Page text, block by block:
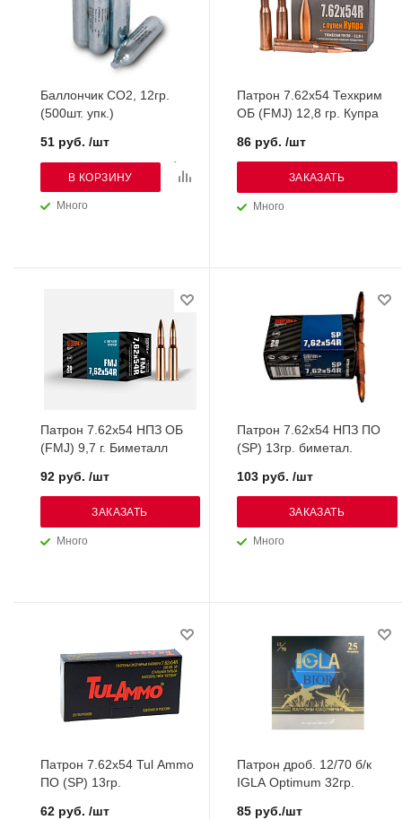
Баллончик СО2, 12гр.
(500шт. упк.)
Много
51 руб. /шт
В КОРЗИНУ
Патрон 7.62х54 Техкрим
ОБ (FMJ) 12,8 гр. Купра
Много
86 руб. /шт
ЗАКАЗАТЬ
Патрон 7.62х54 НПЗ ОБ
(FMJ) 9,7 г. Биметалл
Много
92 руб. /шт
ЗАКАЗАТЬ
Патрон 7.62х54 НПЗ ПО
(SP) 13гр. биметал.
Много
103 руб. /шт
ЗАКАЗАТЬ
Патрон 7.62х54 Tul Ammo
ПО (SP) 13гр.
62 руб. /шт
Патрон дроб. 12/70 б/к
IGLA Optimum 32гр.
85 руб./шт